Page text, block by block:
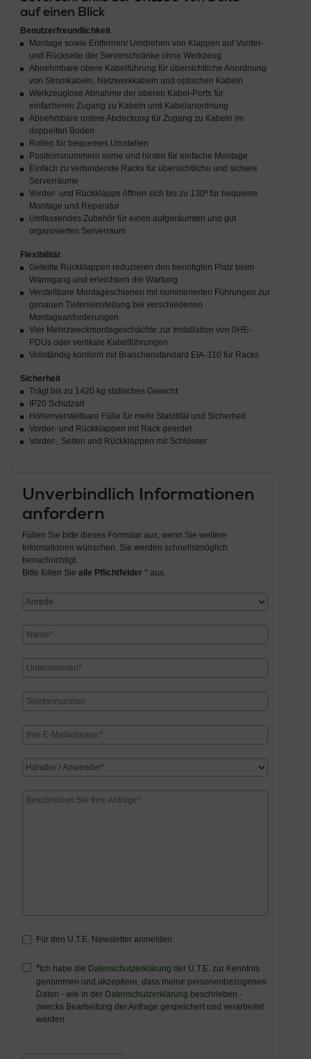
auf einen Blick
Benutzerfreundlichkeit
Montage sowie Entfernen/ Umdrehen von Klappen auf Vorder-
und Rückseite der Serverschränke ohne Werkzeug
Abnehmbare obere Kabelführung für übersichtliche Anordnung
von Stromkabeln, Netzwerkkabeln und optischen Kabeln
Werkzeuglose Abnahme der oberen Kabel-Ports für
einfacheren Zugang zu Kabeln und Kabelanordnung
Abnehmbare untere Abdeckung für Zugang zu Kabeln im
doppelten Boden
Rollen für bequemes Umstellen
Positionsnummern vorne und hinten für einfache Montage
Einfach zu verbindende Racks für übersichtliche und sichere
Serverräume
Vorder- und Rückklappe öffnen sich bis zu 130º für bequeme
Montage und Reparatur
Umfassendes Zubehör für einen aufgeräumten und gut
organisierten Serverraum
Flexibilität
Geteilte Rückklappen reduzieren den benötigten Platz beim
Warmgang und erleichtern die Wartung
Verstellbare Montageschienen mit nummerierten Führungen zur
genauen Tiefeneinstellung bei verschiedenen
Montageanforderungen
Vier Mehrzweckmontageschächte zur Installation von 0HE-
PDUs oder vertikale Kabelführungen
Vollständig konform mit Branchenstandard EIA-310 für Racks
Sicherheit
Trägt bis zu 1420 kg statisches Gewicht
IP20 Schutzart
Höhenverstellbare Füße für mehr Stabilität und Sicherheit
Vorder- und Rückklappen mit Rack geerdet
Vorder-, Seiten und Rückklappen mit Schlösser
Unverbindlich Informationen
anfordern
Füllen Sie bitte dieses Formular aus, wenn Sie weitere
Informationen wünschen. Sie werden schnellstmöglich
benachrichtigt.
Bitte füllen Sie alle Pflichtfelder * aus.
Für den U.T.E. Newsletter anmelden.
Ich habe die Datenschutzerklärung der U.T.E. zur Kenntnis
genommen und akzeptiere, dass meine personenbezogenen
Daten - wie in der Datenschutzerklärung beschrieben -
zwecks Bearbeitung der Anfrage gespeichert und verarbeitet
werden.